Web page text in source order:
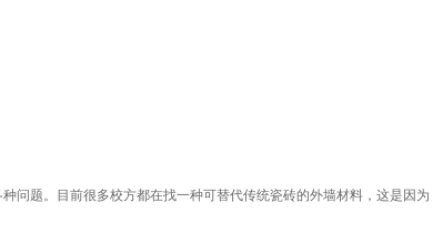
问题。目前很多校方都在找一种可替代传统瓷砖的外墙材料，这是因为